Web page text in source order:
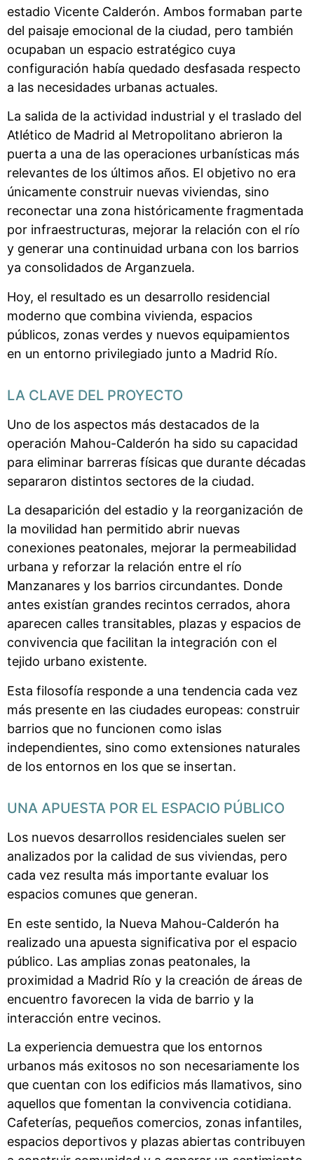
estadio Vicente Calderón. Ambos formaban parte
del paisaje emocional de la ciudad, pero también
ocupaban un espacio estratégico cuya
configuración había quedado desfasada respecto
a las necesidades urbanas actuales.
La salida de la actividad industrial y el traslado del
Atlético de Madrid al Metropolitano abrieron la
puerta a una de las operaciones urbanísticas más
relevantes de los últimos años. El objetivo no era
únicamente construir nuevas viviendas, sino
reconectar una zona históricamente fragmentada
por infraestructuras, mejorar la relación con el río
y generar una continuidad urbana con los barrios
ya consolidados de Arganzuela.
Hoy, el resultado es un desarrollo residencial
moderno que combina vivienda, espacios
públicos, zonas verdes y nuevos equipamientos
en un entorno privilegiado junto a Madrid Río.
LA CLAVE DEL PROYECTO
Uno de los aspectos más destacados de la
operación Mahou-Calderón ha sido su capacidad
para eliminar barreras físicas que durante décadas
separaron distintos sectores de la ciudad.
La desaparición del estadio y la reorganización de
la movilidad han permitido abrir nuevas
conexiones peatonales, mejorar la permeabilidad
urbana y reforzar la relación entre el río
Manzanares y los barrios circundantes. Donde
antes existían grandes recintos cerrados, ahora
aparecen calles transitables, plazas y espacios de
convivencia que facilitan la integración con el
tejido urbano existente.
Esta filosofía responde a una tendencia cada vez
más presente en las ciudades europeas: construir
barrios que no funcionen como islas
independientes, sino como extensiones naturales
de los entornos en los que se insertan.
UNA APUESTA POR EL ESPACIO PÚBLICO
Los nuevos desarrollos residenciales suelen ser
analizados por la calidad de sus viviendas, pero
cada vez resulta más importante evaluar los
espacios comunes que generan.
En este sentido, la Nueva Mahou-Calderón ha
realizado una apuesta significativa por el espacio
público. Las amplias zonas peatonales, la
proximidad a Madrid Río y la creación de áreas de
encuentro favorecen la vida de barrio y la
interacción entre vecinos.
La experiencia demuestra que los entornos
urbanos más exitosos no son necesariamente los
que cuentan con los edificios más llamativos, sino
aquellos que fomentan la convivencia cotidiana.
Cafeterías, pequeños comercios, zonas infantiles,
espacios deportivos y plazas abiertas contribuyen